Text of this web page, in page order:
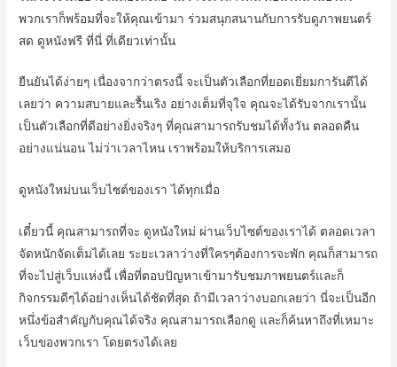
พวกเราก็พร้อมที่จะให้คุณเข้ามา ร่วมสนุกสนานกับการรับดูภาพยนตร์
สด ดูหนังฟรี ที่นี่ ที่เดียวเท่านั้น
ยืนยันได้ง่ายๆ เนื่องจากว่าตรงนี้ จะเป็นตัวเลือกที่ยอดเยี่ยมการันตีได้
เลยว่า ความสบายและรื้นเริง อย่างเต็มที่จุใจ คุณจะได้รับจากเรานั้น
เป็นตัวเลือกที่ดีอย่างยิ่งจริงๆ ที่คุณสามารถรับชมได้ทั้งวัน ตลอดคืน
อย่างแน่นอน ไม่ว่าเวลาไหน เราพร้อมให้บริการเสมอ
ดูหนังใหม่บนเว็บไซต์ของเรา ได้ทุกเมื่อ
เดี๋ยวนี้ คุณสามารถที่จะ ดูหนังใหม่ ผ่านเว็บไซต์ของเราได้ ตลอดเวลา
จัดหนักจัดเต็มได้เลย ระยะเวลาว่างที่ใครๆต้องการจะพัก คุณก็สามารถ
ที่จะไปสู่เว็บแห่งนี้ เพื่อที่ตอบปัญหาเข้ามารับชมภาพยนตร์และก็
กิจกรรมดีๆได้อย่างเห็นได้ชัดที่สุด ถ้ามีเวลาว่างบอกเลยว่า นี่จะเป็นอีก
หนึ่งข้อสำคัญกับคุณได้จริง คุณสามารถเลือกดู และก็ค้นหาถึงที่เหมาะ
เว็บของพวกเรา โดยตรงได้เลย